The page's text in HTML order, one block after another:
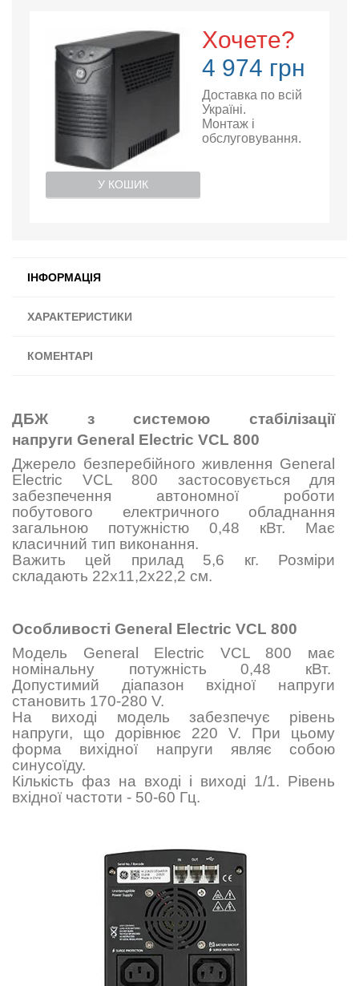
Хочете?
4 974 грн
Доставка по всій
Україні.
Монтаж і
обслуговування.
У КОШИК
ІНФОРМАЦІЯ
ХАРАКТЕРИСТИКИ
КОМЕНТАРІ
ДБЖ з системою стабілізації
напруги General Electric VCL 800
Джерело безперебійного живлення General
Electric VCL 800 застосовується для
забезпечення автономної роботи
побутового електричного обладнання
загальною потужністю 0,48 кВт. Має
класичний тип виконання.
Важить цей прилад 5,6 кг. Розміри
складають 22х11,2х22,2 см.
Особливості General Electric VCL 800
Модель General Electric VCL 800 має
номінальну потужність 0,48 кВт.
Допустимий діапазон вхідної напруги
становить 170-280 V.
На виході модель забезпечує рівень
напруги, що дорівнює 220 V. При цьому
форма вихідної напруги являє собою
синусоїду.
Кількість фаз на вході і виході 1/1. Рівень
вхідної частоти - 50-60 Гц.